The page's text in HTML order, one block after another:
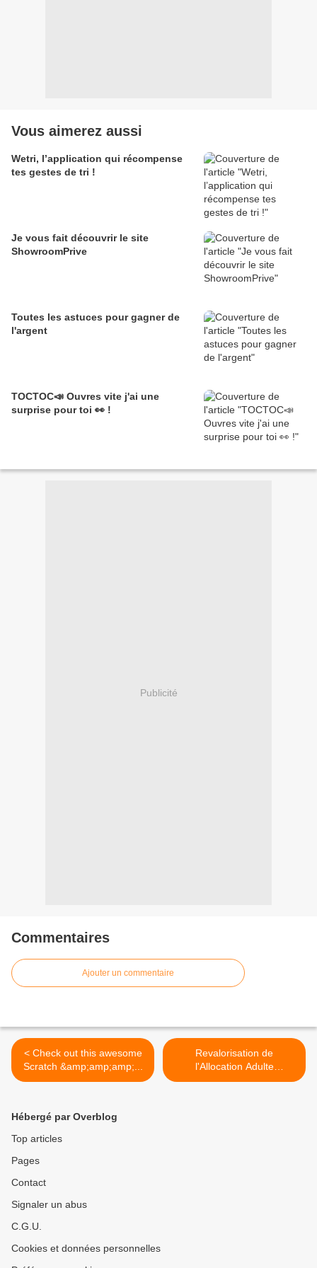
Vous aimerez aussi
Wetri, l’application qui récompense
tes gestes de tri !
Je vous fait découvrir le site
ShowroomPrive
Toutes les astuces pour gagner de
l'argent
TOCTOC📣 Ouvres vite j'ai une
surprise pour toi 👀 !
Publicité
Commentaires
Ajouter un commentaire
< Check out this awesome
Scratch &amp;amp;amp;...
Revalorisation de
l'Allocation Adulte
Handicapé -... >
Hébergé par Overblog
Top articles
Pages
Contact
Signaler un abus
C.G.U.
Cookies et données personnelles